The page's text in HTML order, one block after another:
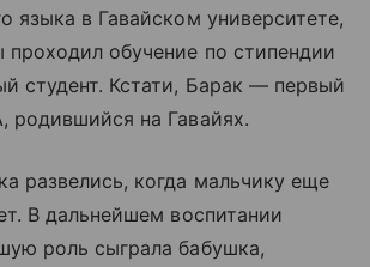
языка в Гавайском университете,
проходил обучение по стипендии
студент. Кстати, Барак — первый
родившийся на Гавайях.
развелись, когда мальчику еще
В дальнейшем воспитании
роль сыграла бабушка,